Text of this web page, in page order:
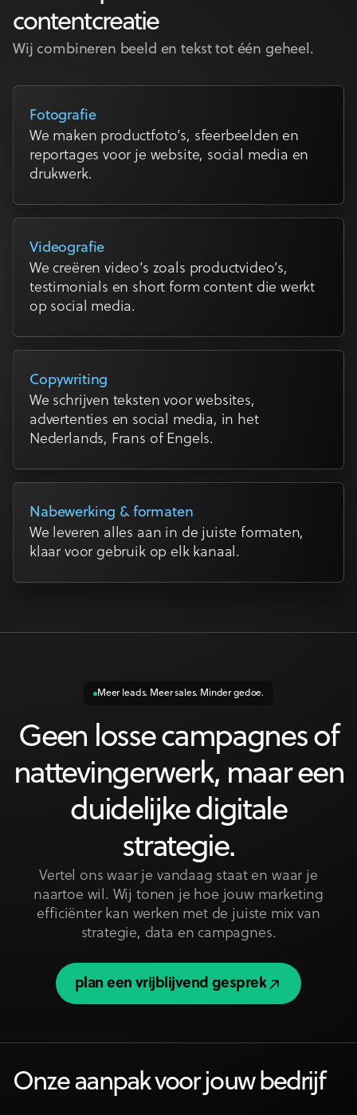
contentcreatie
Wij combineren beeld en tekst tot één geheel.
Fotografie
We maken productfoto’s, sfeerbeelden en
reportages voor je website, social media en
drukwerk.
Videografie
We creëren video’s zoals productvideo’s,
testimonials en short form content die werkt
op social media.
Copywriting
We schrijven teksten voor websites,
advertenties en social media, in het
Nederlands, Frans of Engels.
Nabewerking & formaten
We leveren alles aan in de juiste formaten,
klaar voor gebruik op elk kanaal.
Meer leads. Meer sales. Minder gedoe.
Geen losse campagnes of
nattevingerwerk, maar een
duidelijke digitale
strategie.
Vertel ons waar je vandaag staat en waar je
naartoe wil. Wij tonen je hoe jouw marketing
efficiënter kan werken met de juiste mix van
strategie, data en campagnes.
plan een vrijblijvend gesprek
plan een vrijblijvend gesprek
Onze aanpak voor jouw bedrijf